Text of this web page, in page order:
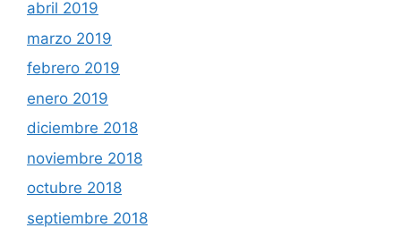
abril 2019
marzo 2019
febrero 2019
enero 2019
diciembre 2018
noviembre 2018
octubre 2018
septiembre 2018